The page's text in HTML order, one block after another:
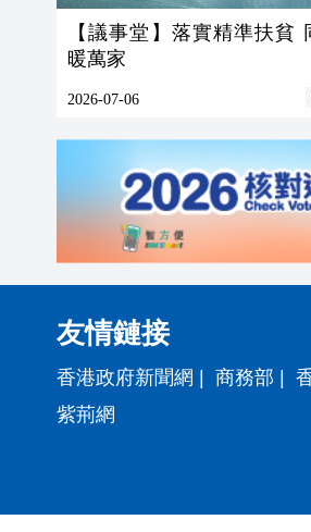
【議事堂】落實精準扶貧
暖萬家
2026-07-06
友情鏈接
香港政府新聞網 商務部
紫荊網